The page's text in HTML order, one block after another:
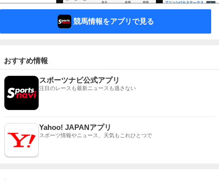
競馬情報をアプリで見る
おすすめ情報
スポーツナビ公式アプリ
注目のレースも最新ニュースも逃さない
Yahoo! JAPANアプリ
スポーツ情報やニュース、天気もこれひとつで